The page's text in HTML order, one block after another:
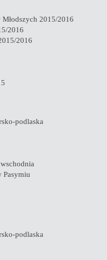
2015/2016
2016
2016
podlaska
Pasymiu
podlaska